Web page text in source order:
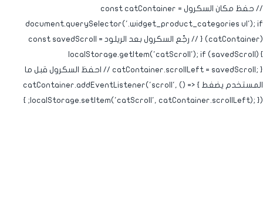
// حفظ مكان السكرول const catContainer =
document.querySelector('.widget_product_categories ul'); if
(catContainer) { // رجّع السكرول بعد الريلود const savedScroll =
localStorage.getItem('catScroll'); if (savedScroll) {
catContainer.scrollLeft = savedScroll; } // احفظ السكرول قبل ما
المستخدم يضغط catContainer.addEventListener('scroll', () => {
localStorage.setItem('catScroll', catContainer.scrollLeft); }); }